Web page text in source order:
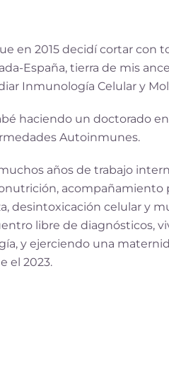
en 2015 decidí cortar con
España, tierra de mis
Inmunología Celular y
haciendo un doctorado
Autoinmunes.
años de trabajo
acompañamiento
desintoxicación celular y
libre de diagnósticos,
y ejerciendo una
el 2023.